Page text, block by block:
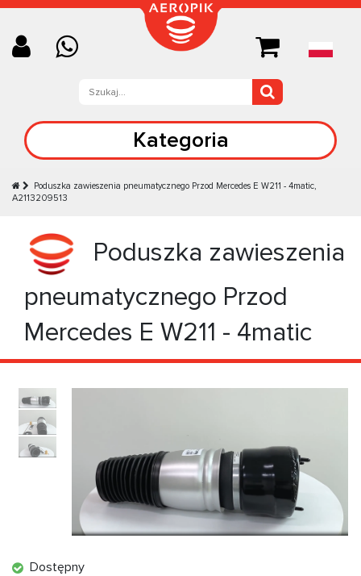
Kategoria
Poduszka zawieszenia pneumatycznego Przod Mercedes E W211 - 4matic,
A2113209513
Poduszka zawieszenia
pneumatycznego Przod
Mercedes E W211 - 4matic
Dostępny